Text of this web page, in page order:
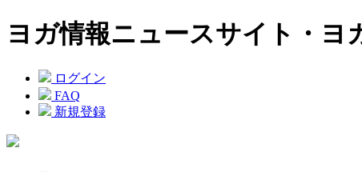
ヨガ情報ニュースサイト・
ログイン
FAQ
新規登録